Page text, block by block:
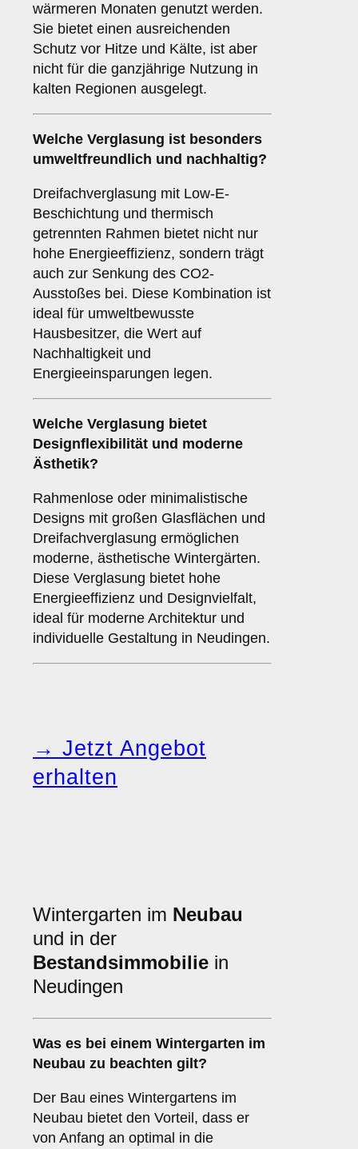
wärmeren Monaten genutzt werden.
Sie bietet einen ausreichenden
Schutz vor Hitze und Kälte, ist aber
nicht für die ganzjährige Nutzung in
kalten Regionen ausgelegt.
Welche Verglasung ist besonders
umweltfreundlich und nachhaltig?
Dreifachverglasung mit Low-E-
Beschichtung und thermisch
getrennten Rahmen bietet nicht nur
hohe Energieeffizienz, sondern trägt
auch zur Senkung des CO2-
Ausstoßes bei. Diese Kombination ist
ideal für umweltbewusste
Hausbesitzer, die Wert auf
Nachhaltigkeit und
Energieeinsparungen legen.
Welche Verglasung bietet
Designflexibilität und moderne
Ästhetik?
Rahmenlose oder minimalistische
Designs mit großen Glasflächen und
Dreifachverglasung ermöglichen
moderne, ästhetische Wintergärten.
Diese Verglasung bietet hohe
Energieeffizienz und Designvielfalt,
ideal für moderne Architektur und
individuelle Gestaltung in Neudingen.
→ Jetzt Angebot
erhalten
Wintergarten im Neubau
und in der
Bestandsimmobilie in
Neudingen
Was es bei einem Wintergarten im
Neubau zu beachten gilt?
Der Bau eines Wintergartens im
Neubau bietet den Vorteil, dass er
von Anfang an optimal in die